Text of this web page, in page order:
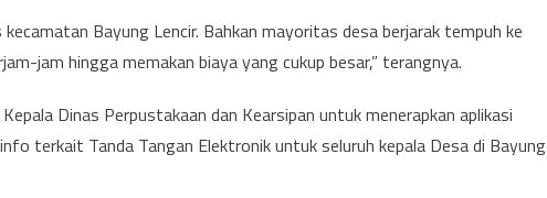
Bayung Lencir. Bahkan mayoritas desa berjarak tempuh ke
jam hingga memakan biaya yang cukup besar,” terangnya.
Dinas Perpustakaan dan Kearsipan untuk menerapkan aplikasi
terkait Tanda Tangan Elektronik untuk seluruh kepala Desa di Bayung